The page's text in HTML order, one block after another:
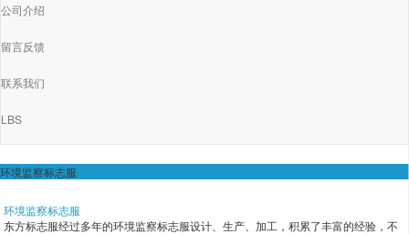
公司介绍
留言反馈
联系我们
LBS
环境监察标志服
环境监察标志服
东方标志服经过多年的环境监察标志服设计、生产、加工，积累了丰富的经验，不